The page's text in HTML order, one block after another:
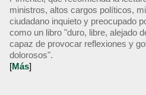
ministros, altos cargos políticos,
ciudadano inquieto y preocupado
como un libro "duro, libre, alejado
capaz de provocar reflexiones y
dolorosos".
[Más]